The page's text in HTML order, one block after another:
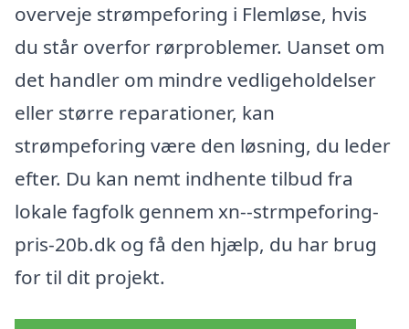
overveje strømpeforing i Flemløse, hvis
du står overfor rørproblemer. Uanset om
det handler om mindre vedligeholdelser
eller større reparationer, kan
strømpeforing være den løsning, du leder
efter. Du kan nemt indhente tilbud fra
lokale fagfolk gennem xn--strmpeforing-
pris-20b.dk og få den hjælp, du har brug
for til dit projekt.